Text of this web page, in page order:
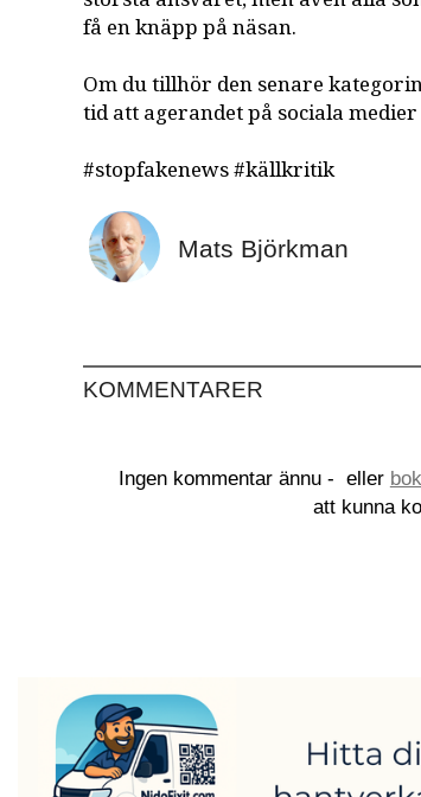
få en knäpp på näsan.
Om du tillhör den senare
tid att agerandet på sociala
#stopfakenews #källkritik
Mats Björkman
KOMMENTARER
Ingen kommentar ännu - eller
att kunna